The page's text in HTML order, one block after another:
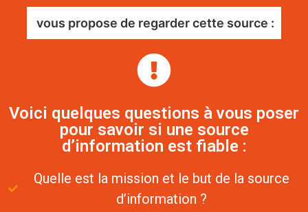
vous propose de regarder cette source :
Voici quelques questions à vous poser
pour savoir si une source
d’information est fiable :
Quelle est la mission et le but de la source
d’information ?